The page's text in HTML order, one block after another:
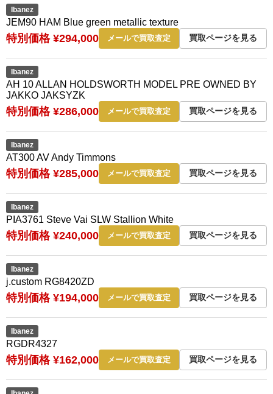
Ibanez
JEM90 HAM Blue green metallic texture
特別価格 ¥294,000 メールで買取査定 買取ページを見る
Ibanez
AH 10 ALLAN HOLDSWORTH MODEL PRE OWNED BY
JAKKO JAKSYZK
特別価格 ¥286,000 メールで買取査定 買取ページを見る
Ibanez
AT300 AV Andy Timmons
特別価格 ¥285,000 メールで買取査定 買取ページを見る
Ibanez
PIA3761 Steve Vai SLW Stallion White
特別価格 ¥240,000 メールで買取査定 買取ページを見る
Ibanez
j.custom RG8420ZD
特別価格 ¥194,000 メールで買取査定 買取ページを見る
Ibanez
RGDR4327
特別価格 ¥162,000 メールで買取査定 買取ページを見る